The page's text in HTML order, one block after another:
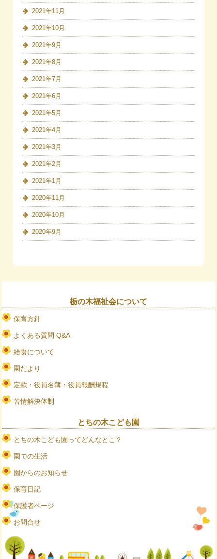
2021年11月
2021年10月
2021年9月
2021年8月
2021年7月
2021年6月
2021年5月
2021年4月
2021年3月
2021年2月
2021年1月
2020年11月
2020年10月
2020年9月
栃の木福祉会について
保育方針
よくある質問 Q&A
給食について
園だより
定款・役員名簿・役員報酬規程
苦情解決体制
とちの木こども園
とちの木こども園ってどんなとこ？
園での生活
園からのお知らせ
保育日記
保護者ページ
お問合せ